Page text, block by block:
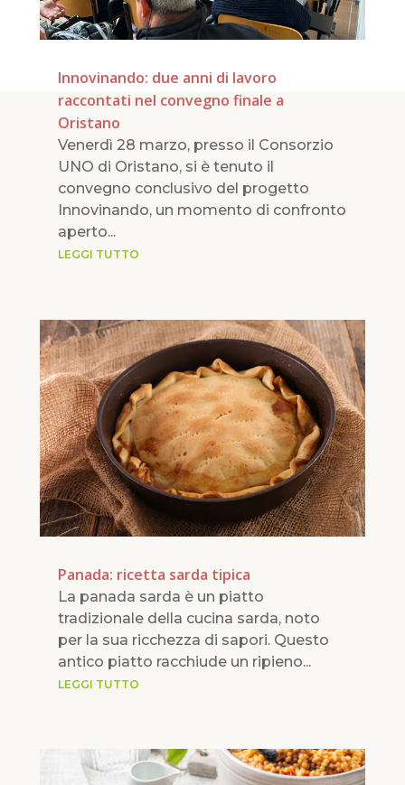
Innovinando: due anni di lavoro
raccontati nel convegno finale a
Oristano
Venerdì 28 marzo, presso il Consorzio
UNO di Oristano, si è tenuto il
convegno conclusivo del progetto
Innovinando, un momento di confronto
aperto...
LEGGI TUTTO
Panada: ricetta sarda tipica
La panada sarda è un piatto
tradizionale della cucina sarda, noto
per la sua ricchezza di sapori. Questo
antico piatto racchiude un ripieno...
LEGGI TUTTO